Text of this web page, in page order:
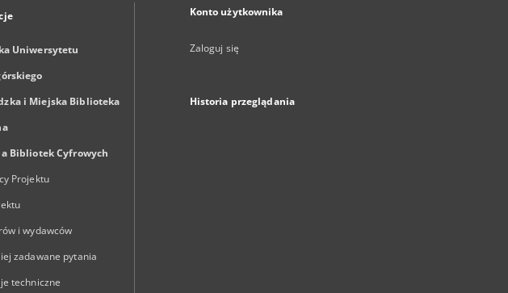
Uniwersytetu
i Miejska Biblioteka
Bibliotek Cyfrowych
Projektu
i wydawców
zadawane pytania
techniczne
Konto użytkownika
Zaloguj się
Historia przeglądania